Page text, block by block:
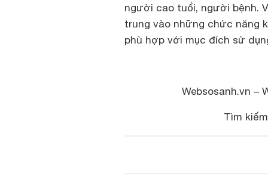
người cao tuổi, người bệnh.
trung vào những chức năng
phù hợp với mục đích sử
Websosanh.vn –
Tìm